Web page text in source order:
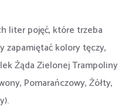
liter pojęć, które trzeba
zapamiętać kolory tęczy,
Żąda Zielonej Trampoliny
Pomarańczowy, Żółty,